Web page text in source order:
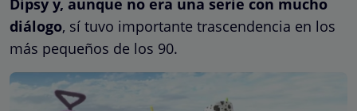
Dipsy y, aunque no era una serie con mucho
diálogo, sí tuvo importante trascendencia en los
más pequeños de los 90.